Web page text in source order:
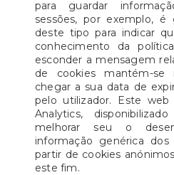
para guardar
sessões, por exemplo, é
deste tipo para indicar
conhecimento da
esconder a mensagem
de cookies mantém-
chegar a sua data de
pelo utilizador. Este
Analytics,
melhorar seu o
informação genérica dos
partir de cookies
este fim.